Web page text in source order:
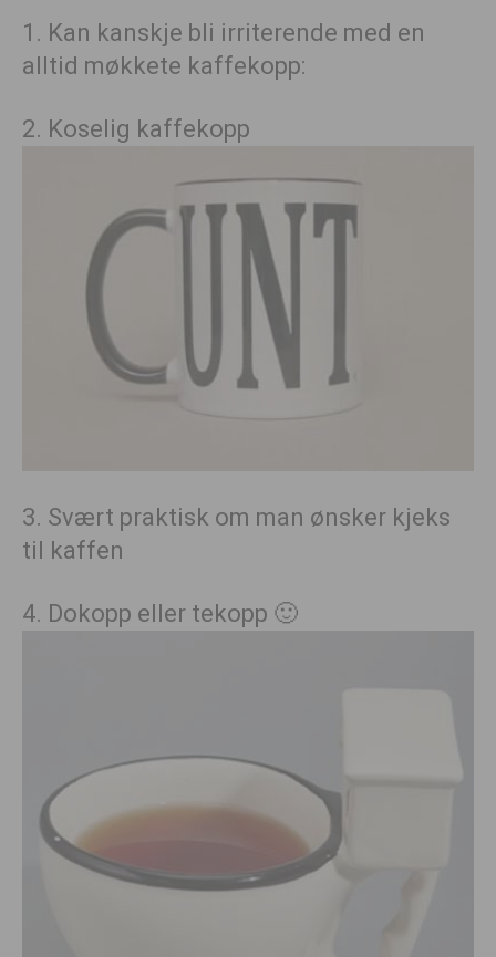
1. Kan kanskje bli irriterende med en
alltid møkkete kaffekopp:
2. Koselig kaffekopp
3. Svært praktisk om man ønsker kjeks
til kaffen
4. Dokopp eller tekopp 🙂